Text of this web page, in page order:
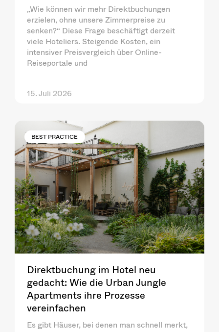
„Wie können wir mehr Direktbuchungen
erzielen, ohne unsere Zimmerpreise zu
senken?“ Diese Frage beschäftigt derzeit
viele Hoteliers. Steigende Kosten, ein
intensiver Preisvergleich über Online-
Reiseportale und
15. Juli 2026
BEST PRACTICE
Direktbuchung im Hotel neu
gedacht: Wie die Urban Jungle
Apartments ihre Prozesse
vereinfachen
Es gibt Häuser, bei denen man schnell merkt,